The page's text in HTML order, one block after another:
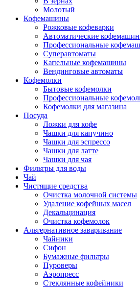
Молотый
Кофемашины
Рожковые кофеварки
Автоматические
Профессиональные
Суперавтоматы
Капельные кофемашины
Вендинговые автоматы
Кофемолки
Бытовые кофемолки
Профессиональные
Кофемолки для магазина
Посуда
Ложки для кофе
Чашки для капучино
Чашки для эспрессо
Чашки для латте
Чашки для чая
Фильтры для воды
Чай
Чистящие средства
Очистка молочной системы
Удаление кофейных масел
Декальцинация
Очистка кофемолок
Альтернативное заваривание
Чайники
Сифон
Бумажные фильтры
Пуроверы
Аэропресс
Стеклянные кофейники